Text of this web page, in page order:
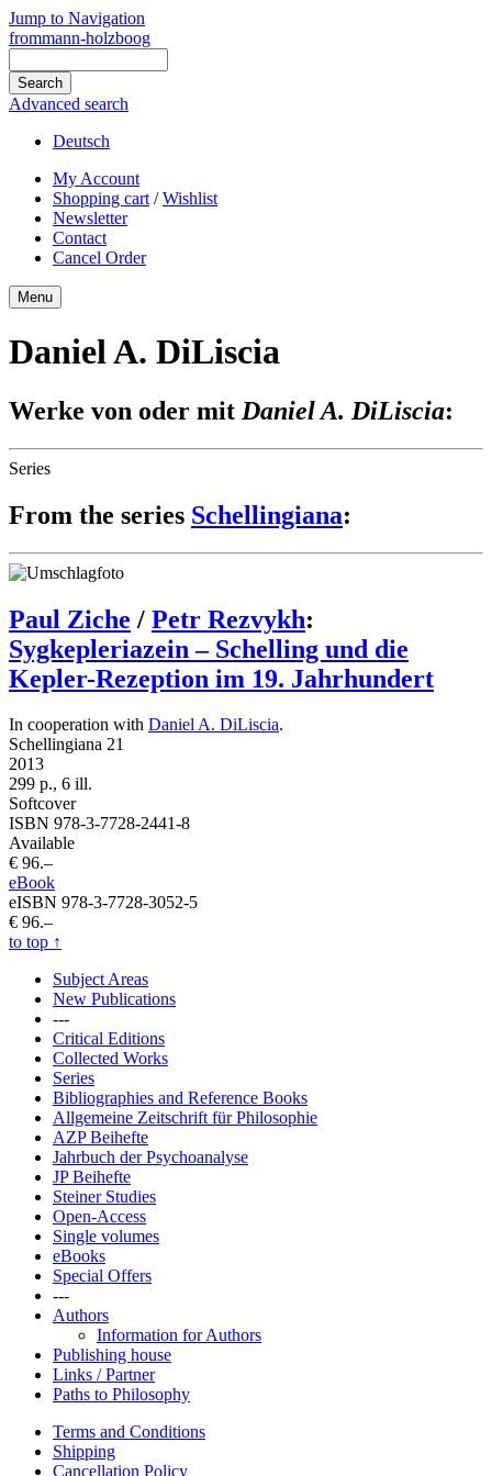
Jump to Navigation
frommann-holzboog
Advanced search
Deutsch
My Account
Shopping cart /Wishlist
Newsletter
Contact
Cancel Order
Menu
Daniel A. DiLiscia
Werke von oder mit Daniel A. DiLiscia:
Series
From the series Schellingiana:
Paul Ziche / Petr Rezvykh:
Sygkepleriazein – Schelling und die
Kepler-Rezeption im 19. Jahrhundert
In cooperation with Daniel A. DiLiscia.
Schellingiana 21
2013
299 p., 6 ill.
Softcover
ISBN 978-3-7728-2441-8
Available
€ 96.–
eBook
eISBN 978-3-7728-3052-5
€ 96.–
to top ↑
Subject Areas
New Publications
---
Critical Editions
Collected Works
Series
Bibliographies and Reference Books
Allgemeine Zeitschrift für Philosophie
AZP Beihefte
Jahrbuch der Psychoanalyse
JP Beihefte
Steiner Studies
Open-Access
Single volumes
eBooks
Special Offers
---
Authors
Information for Authors
Publishing house
Links / Partner
Paths to Philosophy
Terms and Conditions
Shipping
Cancellation Policy